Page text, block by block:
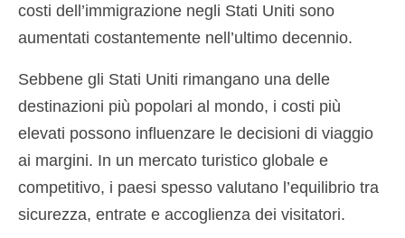
costi dell’immigrazione negli Stati Uniti sono
aumentati costantemente nell’ultimo decennio.
Sebbene gli Stati Uniti rimangano una delle
destinazioni più popolari al mondo, i costi più
elevati possono influenzare le decisioni di viaggio
ai margini. In un mercato turistico globale e
competitivo, i paesi spesso valutano l’equilibrio tra
sicurezza, entrate e accoglienza dei visitatori.